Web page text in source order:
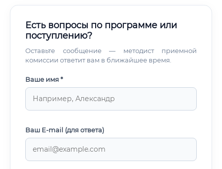
Есть вопросы по программе или
поступлению?
Оставьте сообщение — методист приемной
комиссии ответит вам в ближайшее время.
Ваше имя *
Ваш E-mail (для ответа)